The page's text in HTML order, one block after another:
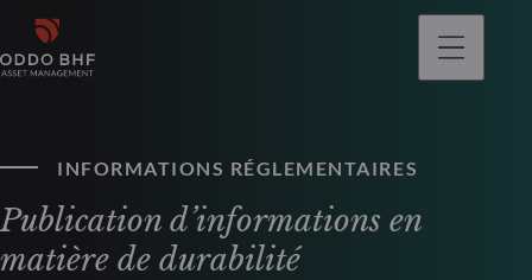
INFORMATIONS RÉGLEMENTAIRES
Publication d’informations en
matière de durabilité